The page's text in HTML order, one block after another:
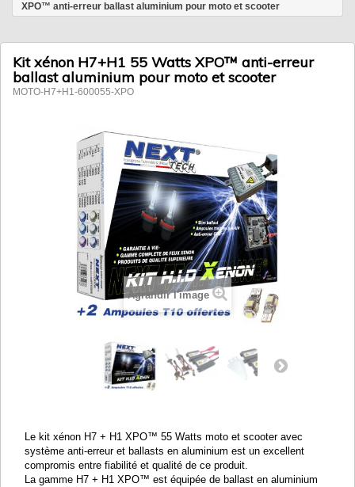
XPO™ anti-erreur ballast aluminium pour moto et scooter
Kit xénon H7+H1 55 Watts XPO™ anti-erreur
ballast aluminium pour moto et scooter
MOTO-H7+H1-600055-XPO
Agrandir l'image
Le kit xénon H7 + H1 XPO™ 55 Watts moto et scooter avec
système anti-erreur et ballasts en aluminium est un excellent
compromis entre fiabilité et qualité de ce produit.
La gamme H7 + H1 XPO™ est équipée de ballast en aluminium